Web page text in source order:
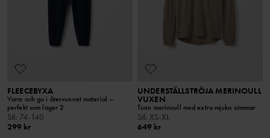
FLEECEBYXA
Varm och go i återvunnet material –
perfekt som lager 2
Stl: 74-140
299 kr
UNDERSTÄLLSTRÖJA MERINOULL
VUXEN
Tunn merinoull med extra mjuka sömmar
Stl: XS-XL
649 kr